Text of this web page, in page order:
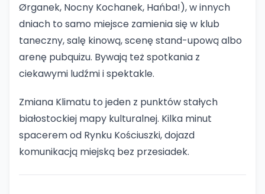
Ørganek, Nocny Kochanek, Hańba!), w innych
dniach to samo miejsce zamienia się w klub
taneczny, salę kinową, scenę stand-upową albo
arenę pubquizu. Bywają też spotkania z
ciekawymi ludźmi i spektakle.
Zmiana Klimatu to jeden z punktów stałych
białostockiej mapy kulturalnej. Kilka minut
spacerem od Rynku Kościuszki, dojazd
komunikacją miejską bez przesiadek.